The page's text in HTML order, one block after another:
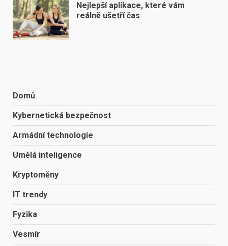
Nejlepší aplikace, které vám
reálně ušetří čas
Domů
Kybernetická bezpečnost
Armádní technologie
Umělá inteligence
Kryptoměny
IT trendy
Fyzika
Vesmír